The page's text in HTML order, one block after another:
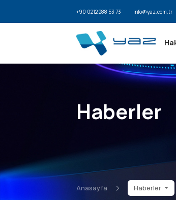
+90 0212 288 53 73 info@yaz.com.tr
Haberler
Anasayfa Haberler